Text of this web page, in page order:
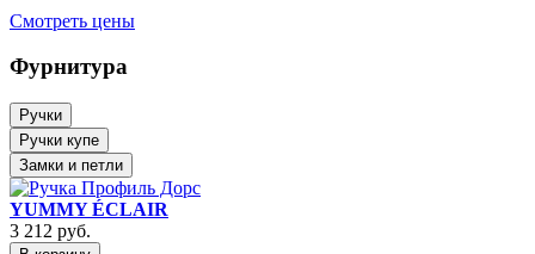
Смотреть цены
Фурнитура
Ручки
Ручки купе
Замки и петли
YUMMY ÉCLAIR
3 212 руб.